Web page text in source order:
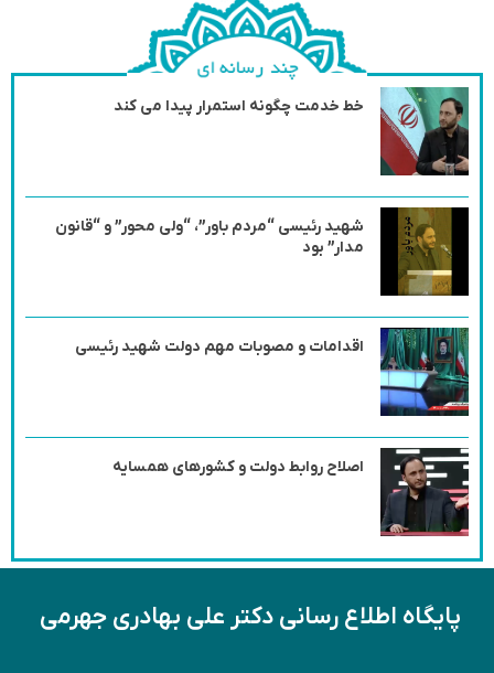
خط خدمت چگونه استمرار پیدا می کند
شهید رئیسی “مردم باور”، “ولی محور” و “قانون
مدار” بود
اقدامات و مصوبات مهم دولت شهید رئیسی
اصلاح روابط دولت و کشورهای همسایه
پایگاه اطلاع رسانی دکتر علی بهادری جهرمی